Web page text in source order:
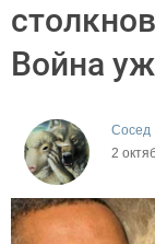
Война
Сосед
2